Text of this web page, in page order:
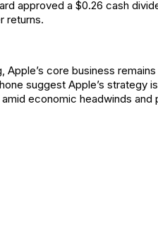
approved a $0.26 cash
returns.
core business
suggest Apple’s strategy
economic headwinds and